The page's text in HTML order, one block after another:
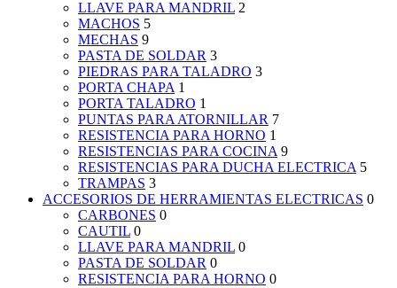
LLAVE PARA MANDRIL 2
MACHOS 5
MECHAS 9
PASTA DE SOLDAR 3
PIEDRAS PARA TALADRO 3
PORTA CHAPA 1
PORTA TALADRO 1
PUNTAS PARA ATORNILLAR 7
RESISTENCIA PARA HORNO 1
RESISTENCIAS PARA COCINA 9
RESISTENCIAS PARA DUCHA ELECTRICA 5
TRAMPAS 3
ACCESORIOS DE HERRAMIENTAS ELECTRICAS 0
CARBONES 0
CAUTIL 0
LLAVE PARA MANDRIL 0
PASTA DE SOLDAR 0
RESISTENCIA PARA HORNO 0